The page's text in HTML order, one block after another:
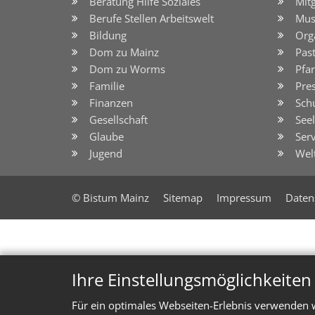
Ihre
Für ein optimales Webseiten-Erlebnis
Berufe Stellen Arbeitswelt
Bildung
Dom zu Mainz
Dom zu Worms
Familie
Finanzen
Gesellschaft
Glaube
Jugend
© Bistum Mainz Sitemap Impressum